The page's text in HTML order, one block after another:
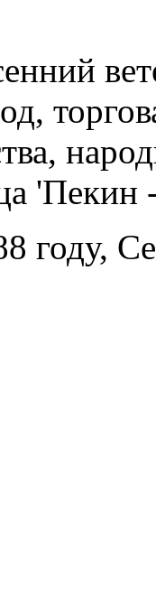
'Пекин
году,